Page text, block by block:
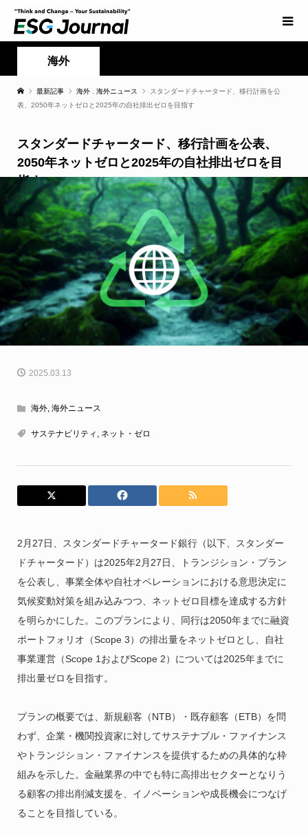
海外
最新記事 海外 海外ニュース
スタンダードチャータード、移行計画を公
表、2050年ネットゼロと2025年の自社排出ゼロを目指す
スタンダードチャータード、移行計画を公表、
2050年ネットゼロと2025年の自社排出ゼロを目
指す
2025.03.13
海外, 海外ニュース
サステナビリティ , ネット・ゼロ
2月27日、スタンダードチャータード銀行（以下、スタンダー
ドチャータード）は2025年2月27日、トランジション・プラン
を公表し、事業全体や自社オペレーションにおける意思決定に
気候変動対策を組み込みつつ、ネットゼロ目標を達成する方針
を明らかにした。このプランにより、同行は2050年までに融資
ポートフォリオ（Scope 3）の排出量をネットゼロとし、自社
事業運営（Scope 1およびScope 2）については2025年までに
排出量ゼロを目指す。
プランの概要では、新規顧客（NTB）・既存顧客（ETB）を問
わず、企業・機関投資家に対してサステナブル・ファイナンス
やトランジション・ファイナンスを提供するための具体的な枠
組みを示した。金融業界の中でも特に高排出セクターとなりう
る顧客の排出削減支援を、イノベーションや成長機会につなげ
ることを目指している。